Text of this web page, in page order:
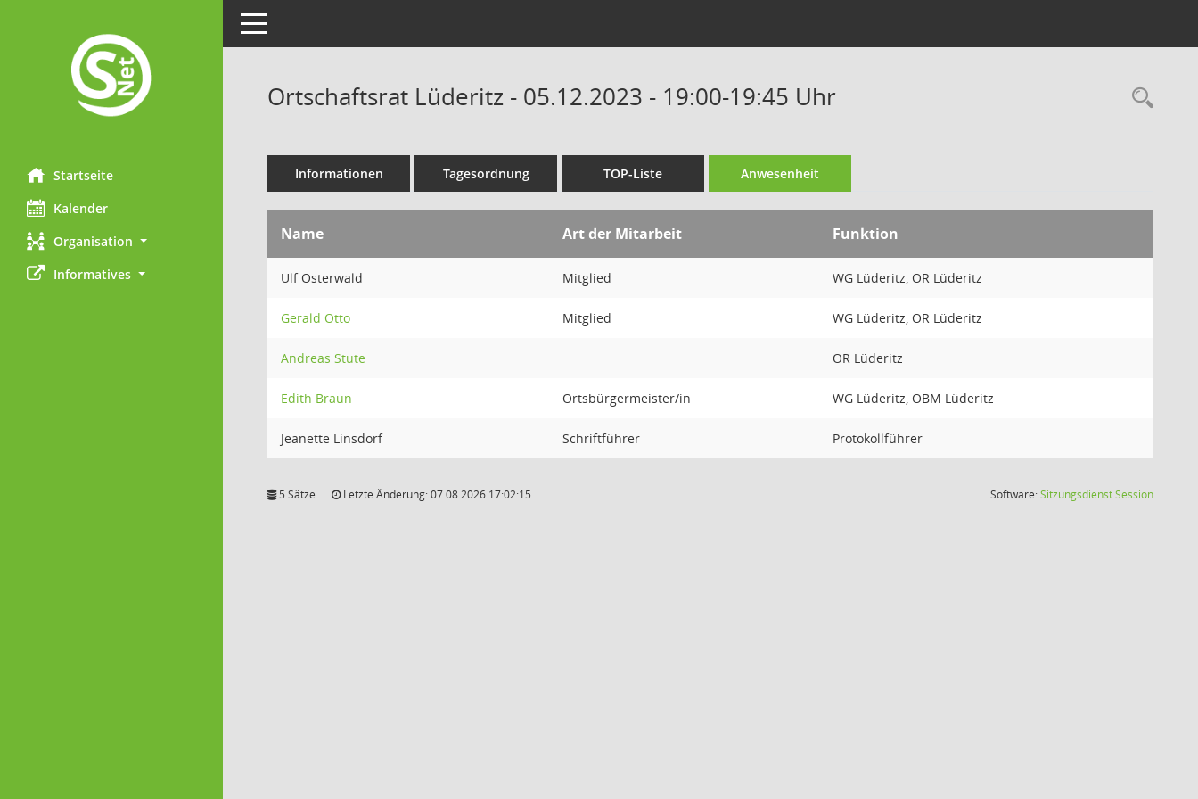
Startseite
Kalender
Organisation
Informatives
Toggle navigation
Ortschaftsrat Lüderitz - 05.12.2023 - 19:00-19:45 Uhr
Informationen Tagesordnung TOP-Liste Anwesenheit
Name Art der Mitarbeit Funktion
Ulf Osterwald Mitglied WG Lüderitz, OR Lüderitz
Gerald Otto Mitglied WG Lüderitz, OR Lüderitz
Andreas Stute OR Lüderitz
Edith Braun Ortsbürgermeister/in WG Lüderitz, OBM Lüderitz
Jeanette Linsdorf Schriftführer Protokollführer
5 Sätze Letzte Änderung: 07.08.2026 17:02:15 Software:SitzungsdienstSession(Wird in